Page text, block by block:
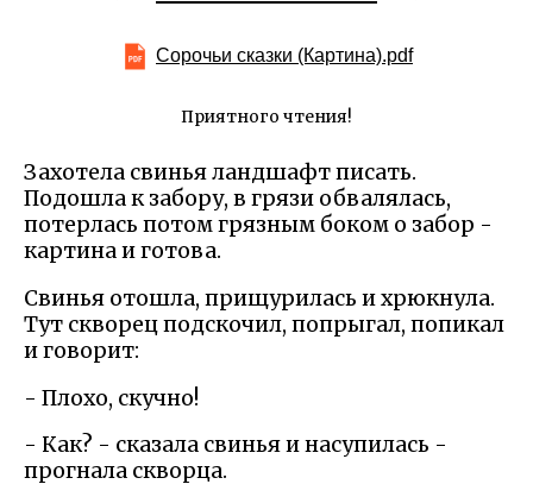
Сорочьи сказки (Картина).pdf
Приятного чтения!
Захотела свинья ландшафт писать.
Подошла к забору, в грязи обвалялась,
потерлась потом грязным боком о забор -
картина и готова.
Свинья отошла, прищурилась и хрюкнула.
Тут скворец подскочил, попрыгал, попикал
и говорит:
- Плохо, скучно!
- Как? - сказала свинья и насупилась -
прогнала скворца.